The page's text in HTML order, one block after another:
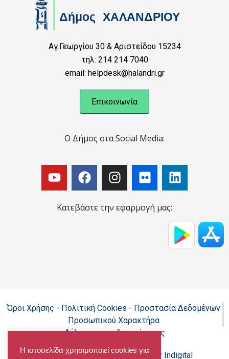
Αγ.Γεωργίου 30 & Αριστείδου 15234
τηλ: 214 214 7040
email: helpdesk@halandri.gr
Επικοινωνία
Ο Δήμος στα Social Media:
Κατεβάστε την εφαρμογή μας:
Όροι Χρήσης - Πολιτική Cookies - Προστασία Δεδομένων
Προσωπικού Χαρακτήρα
Δήλωση προσβασιμότητας
Copyright@chalandri.grPowered by Indigital
Η ιστοσελίδα χρησιμοποιεί cookies για